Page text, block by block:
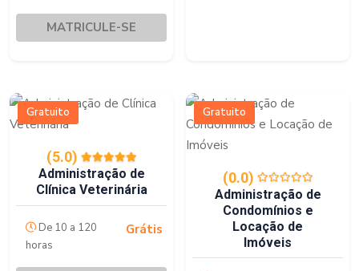
MATRICULE-SE
Gratuito
(5.0)
Administração de
Clínica Veterinária
De 10 a 120
horas
Grátis
Gratuito
(0.0)
Administração de
Condomínios e
Locação de
Imóveis